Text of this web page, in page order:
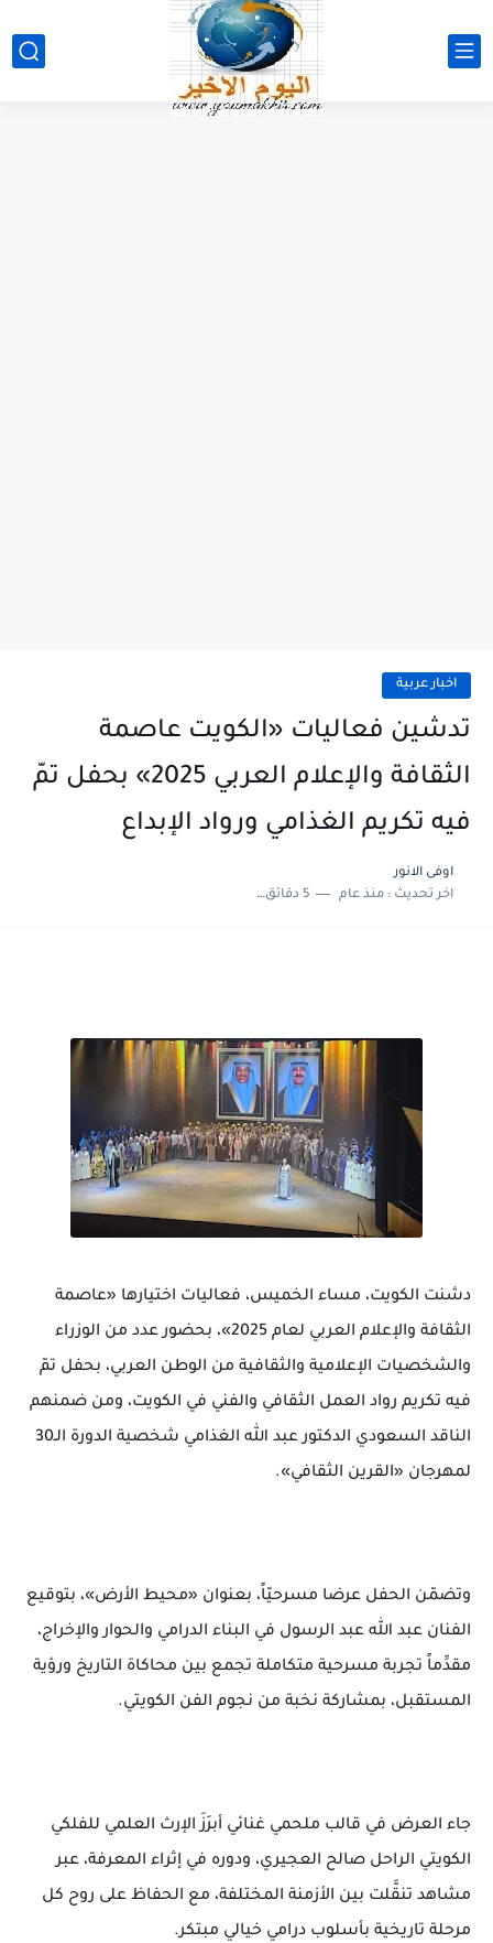
اخبار عربية
تدشين فعاليات «الكويت عاصمة
الثقافة والإعلام العربي 2025» بحفل تمّ
فيه تكريم الغذامي ورواد الإبداع
اوفى الانور
اخر تحديث :منذ عام 5 دقائق للقراءة
دشنت الكويت، مساء الخميس، فعاليات اختيارها «عاصمة
الثقافة والإعلام العربي لعام 2025»، بحضور عدد من الوزراء
والشخصيات الإعلامية والثقافية من الوطن العربي، بحفل تمّ
فيه تكريم رواد العمل الثقافي والفني في الكويت، ومن ضمنهم
الناقد السعودي الدكتور عبد الله الغذامي شخصية الدورة الـ30
لمهرجان «القرين الثقافي».
وتضمّن الحفل عرضا مسرحيّاً، بعنوان «محيط الأرض»، بتوقيع
الفنان عبد الله عبد الرسول في البناء الدرامي والحوار والإخراج،
مقدِّماً تجربة مسرحية متكاملة تجمع بين محاكاة التاريخ ورؤية
المستقبل، بمشاركة نخبة من نجوم الفن الكويتي.
جاء العرض في قالب ملحمي غنائي أبرَزَ الإرث العلمي للفلكي
الكويتي الراحل صالح العجيري، ودوره في إثراء المعرفة، عبر
مشاهد تنقَّلت بين الأزمنة المختلفة، مع الحفاظ على روح كل
مرحلة تاريخية بأسلوب درامي خيالي مبتكر.